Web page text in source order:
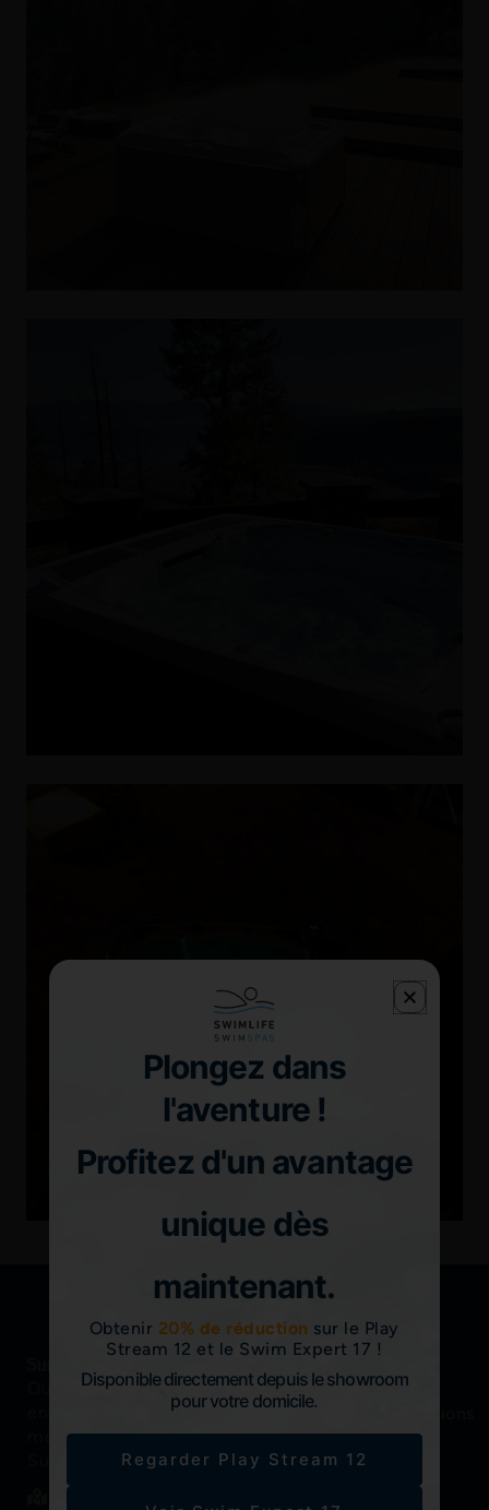
Oubliez tout ce qui vous
entoure pendant un
moment dans un spa
Trouver un revendeur
Liens
rapides
Sundance
Spas
Brochures,
manuels,
Plongez dans
l'aventure !
Profitez d'un avantage
unique dès
maintenant.
Obtenir 20% de réduction sur le Play
Stream 12 et le Swim Expert 17 !
Disponible directement depuis le showroom
pour votre domicile.
Regarder Play Stream 12